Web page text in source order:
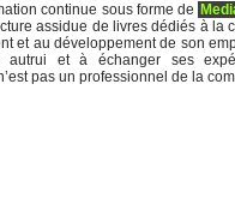
continue sous forme de
assidue de livres dédiés à la
et au développement de son
et à échanger ses
pas un professionnel de la